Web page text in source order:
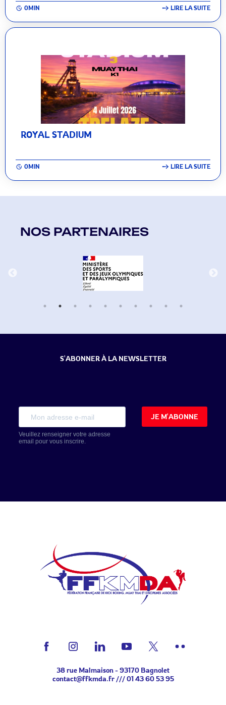
0MIN LIRE LA SUITE
ROYAL STADIUM
0MIN LIRE LA SUITE
NOS PARTENAIRES
S'ABONNER À LA NEWSLETTER
Veuillez renseigner votre adresse
email pour vous inscrire.
JE M'ABONNE
38 rue Malmaison - 93170 Bagnolet
contact@ffkmda.fr///01 43 60 53 95